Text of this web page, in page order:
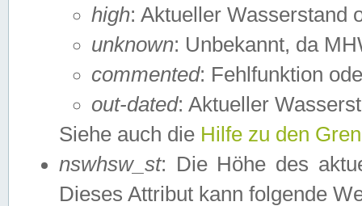
high: Aktueller Wasserstand
unknown: Unbekannt, da
commented: Fehlfunktion
out-dated: Aktueller
Siehe auch die Hilfe zu den
nswhsw_st: Die Höhe des
Dieses Attribut kann folgende